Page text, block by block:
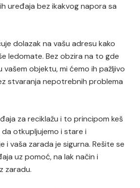
uređaja bez ikakvog napora sa
dolazak na vašu adresu kako
ledomate. Bez obzira na to gde
vašem objektu, mi ćemo ih pažljivo
stvaranja nepotrebnih problema
za reciklažu i to principom keš
otkupljujemo i stare i
i vaša zarada je sigurna. Rešite se
uz pomoć, na lak način i
zaradu.